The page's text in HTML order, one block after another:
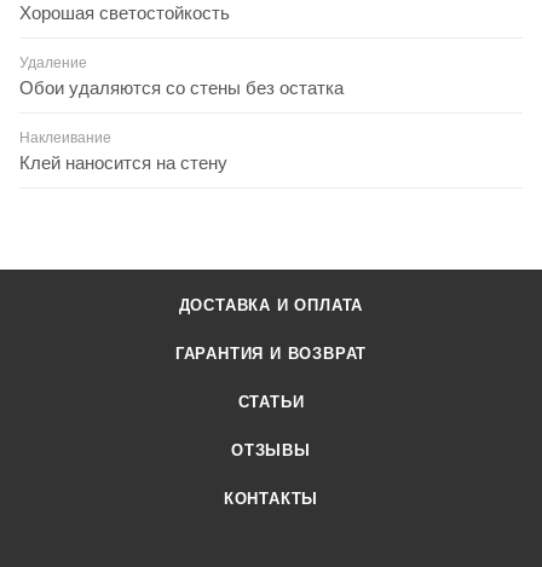
Хорошая светостойкость
Удаление
Обои удаляются со стены без остатка
Наклеивание
Клей наносится на стену
ДОСТАВКА И ОПЛАТА
ГАРАНТИЯ И ВОЗВРАТ
СТАТЬИ
ОТЗЫВЫ
КОНТАКТЫ